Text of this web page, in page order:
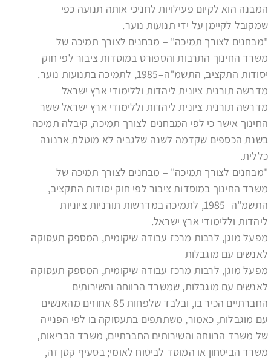
המבנה הוא לקיום פעילויות לחניכי אותה תנועה כפי
שמקובל לקיימן על ידי תנועות נוער.
"מבחנים לצורך תמיכה" – מבחנים לצורך תמיכה של
משרד החינוך התרבות והספורט במוסדות ציבור לפי חוק
יסודות התקציב, התשמ"ה–1985, לתמיכה בתנועות נוער.
מדרשה תורנית ציונית ליהדות וללימודי ארץ ישראל
מדרשה תורנית ציונית ליהדות וללימודי ארץ ישראל ששר
החינוך אישר כי לפי המבחנים לצורך תמיכה, קיבלה תמיכה
בשנת הכספים שקדמה לשנה שלגביה לא מוטלת ארנונה
כללית.
"מבחנים לצורך תמיכה" – מבחנים לצורך תמיכה של
משרד החינוך במוסדות ציבור לפי חוק יסודות התקציב,
התשמ"ה–1985, לתמיכה במדרשות תורניות ציוניות
ליהדות וללימודי ארץ ישראל.
מפעל מוגן, לרבות מרכז עבודה שיקומית, המספק תעסוקה
לאנשים עם מוגבלות
מפעל מוגן, לרבות מרכז עבודה שיקומית, המספק תעסוקה
לאנשים עם מוגבלות, שמשרד הרווחה והשירותים
החברתיים הכיר בו, ובלבד שלפחות 85 אחוזים מהאנשים
עם מוגבלות, כאמור, משתתפים בתעסוקה בו לפי הפנייה
של משרד הרווחה והשירותים החברתיים, משרד הבריאות,
משרד הביטחון או המוסד לביטוח לאומי; בסעיף קטן זה,